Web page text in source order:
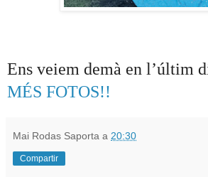
Ens veiem demà en l’últim
MÉS FOTOS!!
Mai Rodas Saporta a 20:30
Compartir